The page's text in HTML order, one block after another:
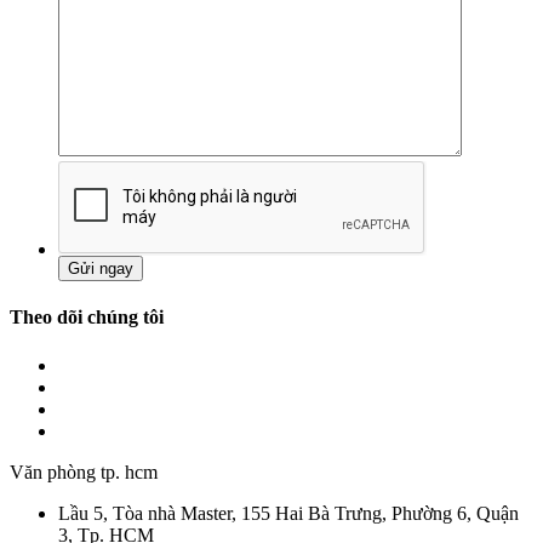
Theo dõi chúng tôi
Văn phòng tp. hcm
Lầu 5, Tòa nhà Master, 155 Hai Bà Trưng, Phường 6, Quận
3, Tp. HCM